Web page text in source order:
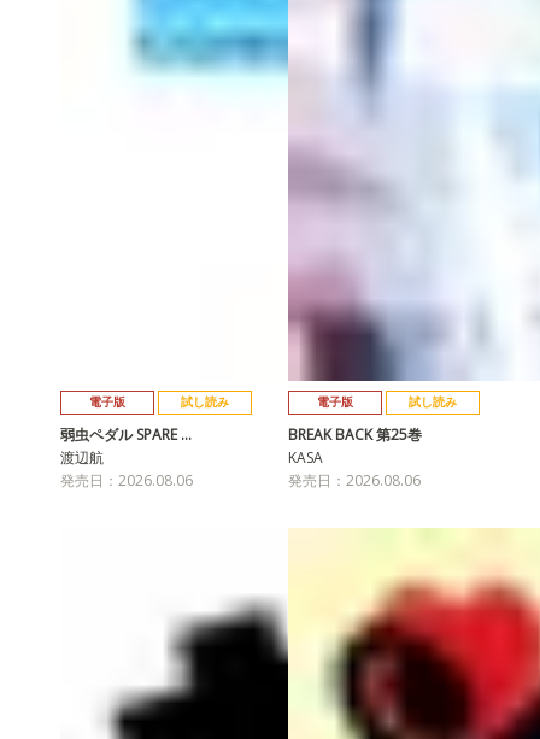
電子版 試し読み
弱虫ペダル SPARE …
渡辺航
発売日：2026.08.06
電子版 試し読み
BREAK BACK 第25巻
KASA
発売日：2026.08.06